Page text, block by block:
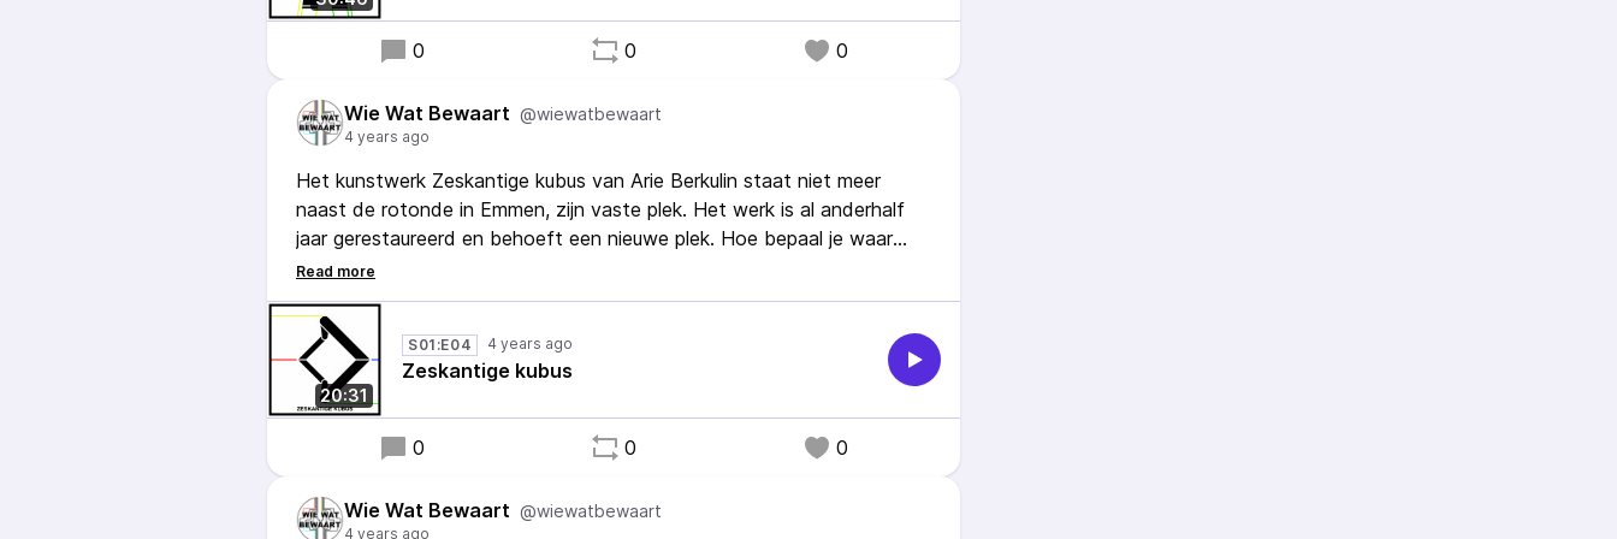
0 0 0
Wie Wat Bewaart @wiewatbewaart
4 years ago
Het kunstwerk Zeskantige kubus van Arie Berkulin staat niet meer
naast de rotonde in Emmen, zijn vaste plek. Het werk is al anderhalf
jaar gerestaureerd en behoeft een nieuwe plek. Hoe bepaal je waar
kunst in de openbare ruimte ‘goed staat’? En hoe bewaar je kunst in de
openbare ruimte? Kunnen we de buitenruimte zien als bewaarplaats, of
als museum?
20:31
S01:E04 4 years ago
Zeskantige kubus
0 0 0
Wie Wat Bewaart @wiewatbewaart
4 years ago